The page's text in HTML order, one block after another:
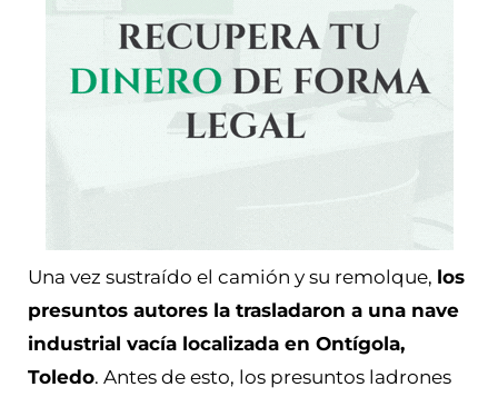
Una vez sustraído el camión y su remolque, los
presuntos autores la trasladaron a una nave
industrial vacía localizada en Ontígola,
Toledo. Antes de esto, los presuntos ladrones